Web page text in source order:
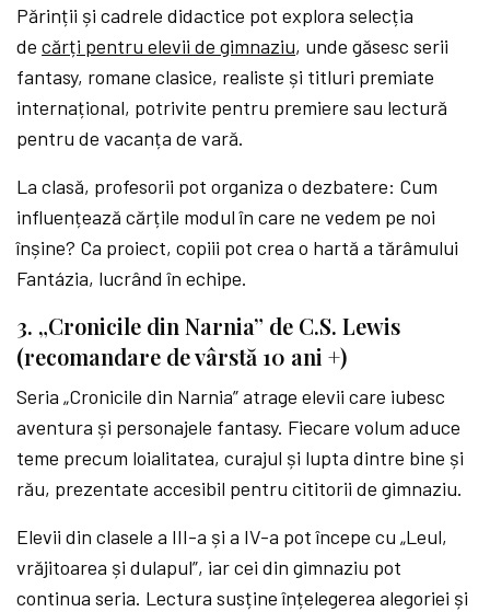
Părinții și cadrele didactice pot explora selecția
decărți pentru elevii de gimnaziu, unde găsesc serii
fantasy, romane clasice, realiste și titluri premiate
internațional, potrivite pentru premiere sau lectură
pentru de vacanța de vară.
La clasă, profesorii pot organiza o dezbatere: Cum
influențează cărțile modul în care ne vedem pe noi
înșine? Ca proiect, copiii pot crea o hartă a tărâmului
Fantázia, lucrând în echipe.
3. „Cronicile din Narnia” de C.S. Lewis
(recomandare de vârstă 10 ani +)
Seria „Cronicile din Narnia” atrage elevii care iubesc
aventura și personajele fantasy. Fiecare volum aduce
teme precum loialitatea, curajul și lupta dintre bine și
rău, prezentate accesibil pentru cititorii de gimnaziu.
Elevii din clasele a III-a și a IV-a pot începe cu „Leul,
vrăjitoarea și dulapul”, iar cei din gimnaziu pot
continua seria. Lectura susține înțelegerea alegoriei și